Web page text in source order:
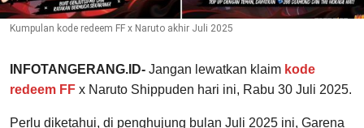
Kumpulan kode redeem FF x Naruto akhir Juli 2025
INFOTANGERANG.ID- Jangan lewatkan klaim kode
redeem FF x Naruto Shippuden hari ini, Rabu 30 Juli 2025.
Perlu diketahui, di penghujung bulan Juli 2025 ini, Garena